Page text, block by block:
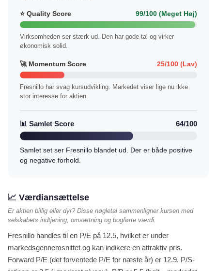
⭐ Quality Score 99/100 (Meget Høj)
Virksomheden ser stærk ud. Den har gode tal og virker
økonomisk solid.
🚀 Momentum Score 25/100 (Lav)
Fresnillo har svag kursudvikling. Markedet viser lige nu ikke
stor interesse for aktien.
📊 Samlet Score 64/100
Samlet set ser Fresnillo blandet ud. Der er både positive
og negative forhold.
📈 Værdiansættelse
Er aktien billig eller dyr? Disse nøgletal sammenligner kursen med
selskabets indtjening, omsætning og bogførte værdi.
Fresnillo handles til en P/E på 12.5, hvilket er under
markedsgennemsnittet og kan indikere en attraktiv pris.
Forward P/E (det forventede P/E for næste år) er 12.9. P/S-